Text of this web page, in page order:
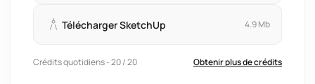
Télécharger SketchUp 4.9 Mb
Crédits quotidiens - 20 / 20 Obtenir plus de crédits